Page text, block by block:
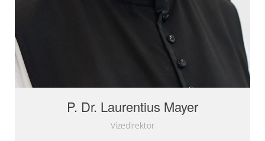
P. Dr. Laurentius Mayer
Vizedirektor